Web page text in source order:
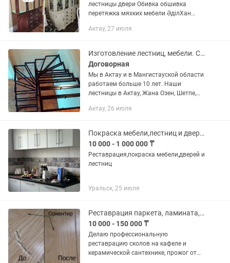
лестницы двери Обивка обшивка
перетяжка мяхких мебели ӘділХан
10%скидка
Актау, 27 июля
Изготовление лестниц, мебели. Сварочные работы.
Договорная
Мы в Актау и в Мангистауской области
работаем больше 10 лет. Наши
лестницы в Актау, Жана Озен, Шетпе,
Изготовим, установим, а также
Актау, 26 июля
Покраска мебели,лестниц и дверей
10 000 - 1 000 000 ₸
Реставрация,покраска мебели,дверей и
лестниц
Уральск, 25 июля
Реставрация паркета, ламината, столешниц, керамики, дерева, кафеля
10 000 - 150 000 ₸
Делаю профессиональную
реставрацию сколов на кафеле и
керамической сантехнике, прожог от